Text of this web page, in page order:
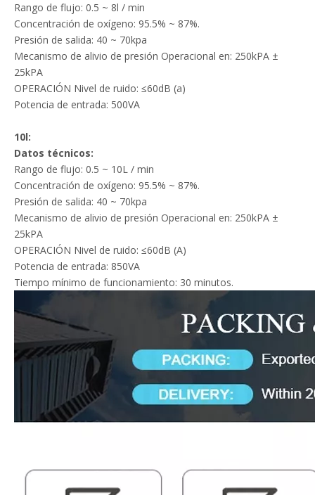
Rango de flujo: 0.5 ~ 8l / min
Concentración de oxígeno: 95.5% ~ 87%.
Presión de salida: 40 ~ 70kpa
Mecanismo de alivio de presión Operacional en: 250kPA ±
25kPA
OPERACIÓN Nivel de ruido: ≤60dB (a)
Potencia de entrada: 500VA
10l:
Datos técnicos:
Rango de flujo: 0.5 ~ 10L / min
Concentración de oxígeno: 95.5% ~ 87%.
Presión de salida: 40 ~ 70kpa
Mecanismo de alivio de presión Operacional en: 250kPA ±
25kPA
OPERACIÓN Nivel de ruido: ≤60dB (A)
Potencia de entrada: 850VA
Tiempo mínimo de funcionamiento: 30 minutos.